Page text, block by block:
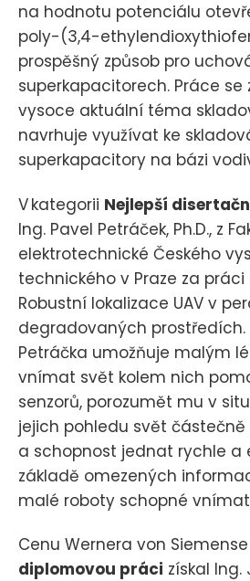
na hodnotu potenciálu
poly-(3,4-
prospěšný způsob pro
superkapacitorech. Práce se
vysoce aktuální téma
navrhuje využívat ke
superkapacitory na bázi
V kategorii Nejlepší
Ing. Pavel Petráček, Ph.D., z
elektrotechnické Českého
technického v Praze za práci
Robustní lokalizace UAV v
degradovaných prostředích.
Petráčka umožňuje malým
vnímat svět kolem nich
senzorů, porozumět mu v
jejich pohledu svět částečně
a schopnost jednat rychle a
základě omezených
malé roboty schopné
Cenu Wernera von
diplomovou práci získal Ing.